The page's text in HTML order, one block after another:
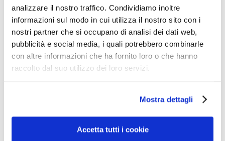
analizzare il nostro traffico. Condividiamo inoltre
informazioni sul modo in cui utilizza il nostro sito con i
nostri partner che si occupano di analisi dei dati web,
pubblicità e social media, i quali potrebbero combinarle
con altre informazioni che ha fornito loro o che hanno
raccolto dal suo utilizzo dei loro servizi.
Mostra dettagli
Accetta tutti i cookie
Par le biais des innovations visant à une réduction, une
réutilisation et une régénération sur toute la chaîne de
valeur, le secteur du produit papier à usage unique
œuvre en faveur des trois piliers de la durabilité, à savoir
les piliers environnemental, économique et sociétal, et
continue de produire des produits qui sont essentiels
pour protéger la santé des citoyens de notre planète,